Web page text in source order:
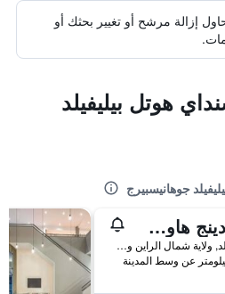
إزالة مرشح أو تغيير بحثك أو
هوتل بيليفيلد
جوهانيسبيرج
بوردينج هاوس بيليفيلد
بيليفيلد, ولاية شمال الراين وستفاليا, ألمانيا